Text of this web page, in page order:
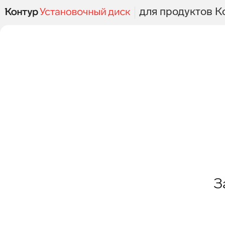
для продуктов